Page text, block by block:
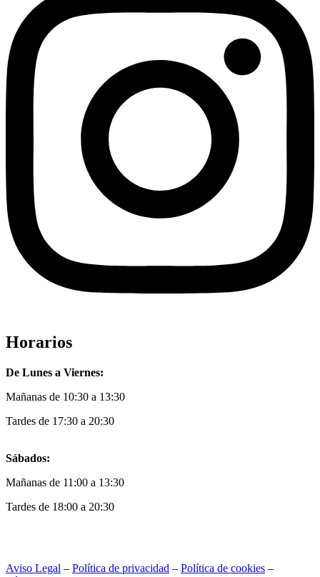
Horarios
De Lunes a Viernes:
Mañanas de 10:30 a 13:30
Tardes de 17:30 a 20:30
Sábados:
Mañanas de 11:00 a 13:30
Tardes de 18:00 a 20:30
Aviso Legal – Política de privacidad – Política de cookies –